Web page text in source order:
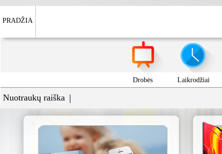
PRADŽIA
Drobės Laikrodžiai
Nuotraukų raiška